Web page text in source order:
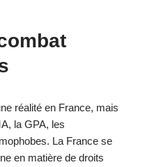
réalité en France, mais
la GPA, les
La France se
en matière de droits